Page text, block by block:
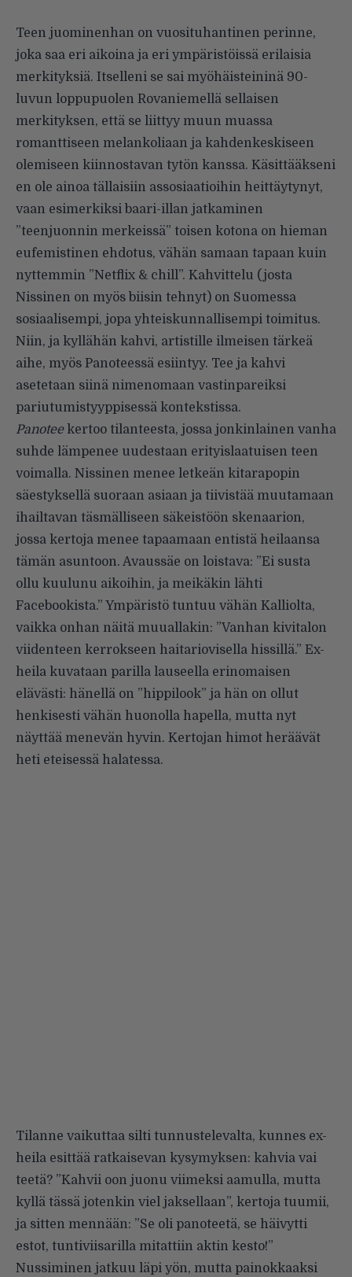
Teen juominenhan on vuosituhantinen perinne,
joka saa eri aikoina ja eri ympäristöissä erilaisia
merkityksiä. Itselleni se sai myöhäisteininä 90-
luvun loppupuolen Rovaniemellä sellaisen
merkityksen, että se liittyy muun muassa
romanttiseen melankoliaan ja kahdenkeskiseen
olemiseen kiinnostavan tytön kanssa. Käsittääkseni
en ole ainoa tällaisiin assosiaatioihin heittäytynyt,
vaan esimerkiksi baari-illan jatkaminen
”teenjuonnin merkeissä” toisen kotona on hieman
eufemistinen ehdotus, vähän samaan tapaan kuin
nyttemmin ”Netflix & chill”. Kahvittelu (josta
Nissinen on myös biisin tehnyt) on Suomessa
sosiaalisempi, jopa yhteiskunnallisempi toimitus.
Niin, ja kyllähän kahvi, artistille ilmeisen tärkeä
aihe, myös Panoteessä esiintyy. Tee ja kahvi
asetetaan siinä nimenomaan vastinpareiksi
pariutumistyyppisessä kontekstissa.
Panoteekertoo tilanteesta, jossa jonkinlainen vanha
suhde lämpenee uudestaan erityislaatuisen teen
voimalla. Nissinen menee letkeän kitarapopin
säestyksellä suoraan asiaan ja tiivistää muutamaan
ihailtavan täsmälliseen säkeistöön skenaarion,
jossa kertoja menee tapaamaan entistä heilaansa
tämän asuntoon. Avaussäe on loistava: ”Ei susta
ollu kuulunu aikoihin, ja meikäkin lähti
Facebookista.” Ympäristö tuntuu vähän Kalliolta,
vaikka onhan näitä muuallakin: ”Vanhan kivitalon
viidenteen kerrokseen haitariovisella hissillä.” Ex-
heila kuvataan parilla lauseella erinomaisen
elävästi: hänellä on ”hippilook” ja hän on ollut
henkisesti vähän huonolla hapella, mutta nyt
näyttää menevän hyvin. Kertojan himot heräävät
heti eteisessä halatessa.
Tilanne vaikuttaa silti tunnustelevalta, kunnes ex-
heila esittää ratkaisevan kysymyksen: kahvia vai
teetä? ”Kahvii oon juonu viimeksi aamulla, mutta
kyllä tässä jotenkin viel jaksellaan”, kertoja tuumii,
ja sitten mennään: ”Se oli panoteetä, se häivytti
estot, tuntiviisarilla mitattiin aktin kesto!”
Nussiminen jatkuu läpi yön, mutta painokkaaksi